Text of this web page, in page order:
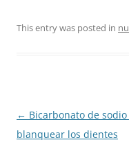
This entry was posted in
Post
navigation
← Bicarbonato de
blanquear los dientes